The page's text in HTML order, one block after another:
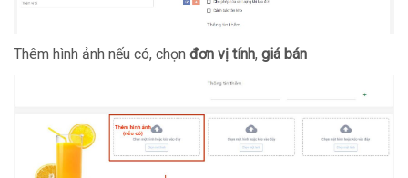
Thêm hình ảnh nếu có, chọn đơn vị tính, giá bán